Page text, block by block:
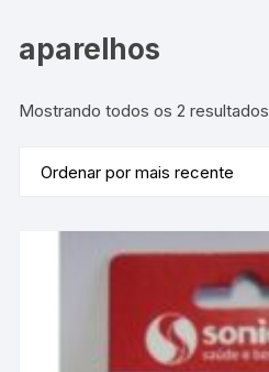
aparelhos
Mostrando todos os 2 resultados